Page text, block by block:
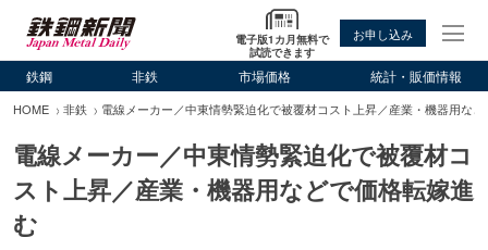
電子版1カ月無料で
試読できます
お申し込み
鉄鋼 非鉄 市場価格 統計・販価情報
HOME 非鉄 電線メーカー／中東情勢緊迫化で被覆材コスト上昇／産業・機器用な
電線メーカー／中東情勢緊迫化で被覆材コ
スト上昇／産業・機器用などで価格転嫁進
む